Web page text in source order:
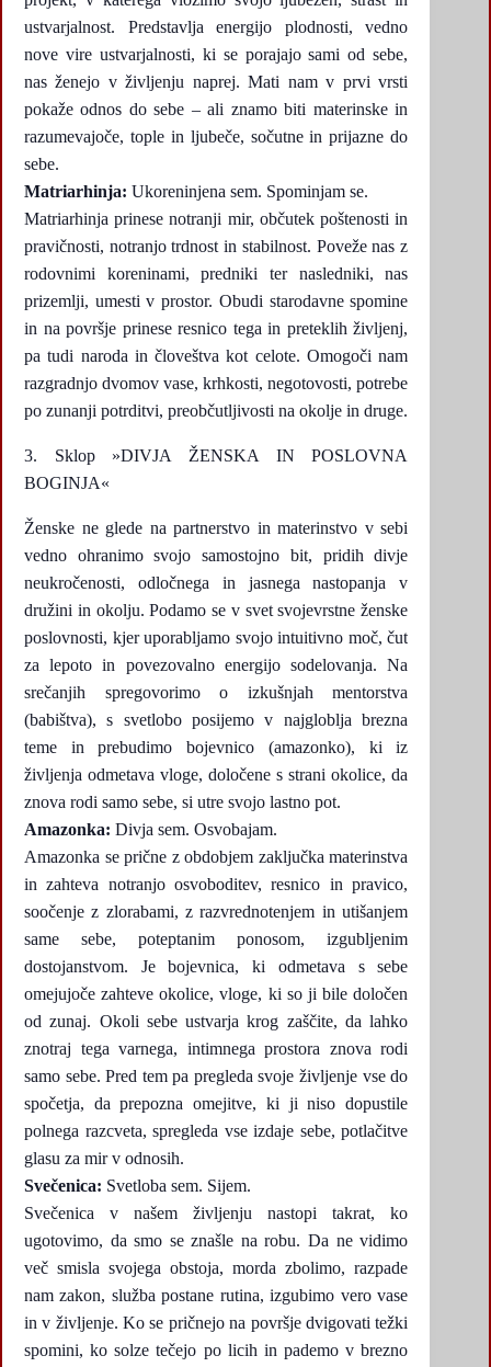
ustvarjalnost. Predstavlja energijo plodnosti, vedno
nove vire ustvarjalnosti, ki se porajajo sami od sebe,
nas ženejo v življenju naprej. Mati nam v prvi vrsti
pokaže odnos do sebe – ali znamo biti materinske in
razumevajoče, tople in ljubeče, sočutne in prijazne do
sebe.
Matriarhinja: Ukoreninjena sem. Spominjam se.
Matriarhinja prinese notranji mir, občutek poštenosti in
pravičnosti, notranjo trdnost in stabilnost. Poveže nas z
rodovnimi koreninami, predniki ter nasledniki, nas
prizemlji, umesti v prostor. Obudi starodavne spomine
in na površje prinese resnico tega in preteklih življenj,
pa tudi naroda in človeštva kot celote. Omogoči nam
razgradnjo dvomov vase, krhkosti, negotovosti, potrebe
po zunanji potrditvi, preobčutljivosti na okolje in druge.
Sklop »DIVJA ŽENSKA IN POSLOVNA
BOGINJA«
Ženske ne glede na partnerstvo in materinstvo v sebi
vedno ohranimo svojo samostojno bit, pridih divje
neukročenosti, odločnega in jasnega nastopanja v
družini in okolju. Podamo se v svet svojevrstne ženske
poslovnosti, kjer uporabljamo svojo intuitivno moč, čut
za lepoto in povezovalno energijo sodelovanja. Na
srečanjih spregovorimo o izkušnjah mentorstva
(babištva), s svetlobo posijemo v najgloblja brezna
teme in prebudimo bojevnico (amazonko), ki iz
življenja odmetava vloge, določene s strani okolice, da
znova rodi samo sebe, si utre svojo lastno pot.
Amazonka: Divja sem. Osvobajam.
Amazonka se prične z obdobjem zaključka materinstva
in zahteva notranjo osvoboditev, resnico in pravico,
soočenje z zlorabami, z razvrednotenjem in utišanjem
same sebe, poteptanim ponosom, izgubljenim
dostojanstvom. Je bojevnica, ki odmetava s sebe
omejujoče zahteve okolice, vloge, ki so ji bile določen
od zunaj. Okoli sebe ustvarja krog zaščite, da lahko
znotraj tega varnega, intimnega prostora znova rodi
samo sebe. Pred tem pa pregleda svoje življenje vse do
spočetja, da prepozna omejitve, ki ji niso dopustile
polnega razcveta, spregleda vse izdaje sebe, potlačitve
glasu za mir v odnosih.
Svečenica: Svetloba sem. Sijem.
Svečenica v našem življenju nastopi takrat, ko
ugotovimo, da smo se znašle na robu. Da ne vidimo
več smisla svojega obstoja, morda zbolimo, razpade
nam zakon, služba postane rutina, izgubimo vero vase
in v življenje. Ko se pričnejo na površje dvigovati težki
spomini, ko solze tečejo po licih in pademo v brezno